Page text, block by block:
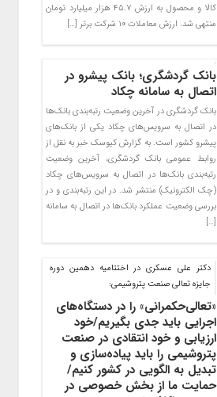
کالا و محصول به ارزش ۴۵.۷ هزار میلیارد تومان
منتهی شد. ارزش معاملات ۱۰ شرکت برتر […]
بانک گردشگری؛ بانک پیشرو در
اتصال به سامانه چکاد
بانک گردشگری در آخرین وضعیت رتبه‌بندی بانک‌ها
در اتصال به سرویس‌های چکاد یکی از بانک‌های
پیشرو کشور است. به گزارش کیوسک خبر به نقل از
روابط عمومی بانک گردشگری، آخرین وضعیت
رتبه‌بندی بانک‌ها در اتصال به سرویس‌های چکاد
(چک الکترونیک) منتشر شد. در این رتبه‌بندی و در
بررسی وضعیت عملکرد بانک‌ها در اتصال به سامانه
[…]
دکتر علی عسکری در اختتامیه دهمین دوره
جایزه تعالی صنعت پتروشیمی:
«تعالی‌حکمرانی» را در دستگاه‌های
اجرایی باید جدی بگیریم/خود
ارزیابی و خود انتقادی در صنعت
پتروشیمی را باید پیاده‌سازی و
تبدیل به الگویی در کشور کنیم/
حمایت ما از بخش خصوصی در